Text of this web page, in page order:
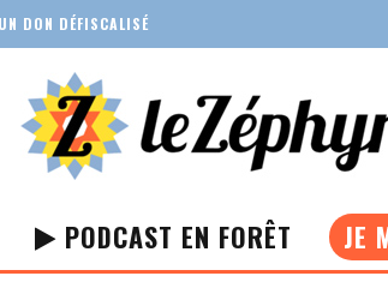
DON DÉFISCALISÉ
PODCAST EN FORÊT JE